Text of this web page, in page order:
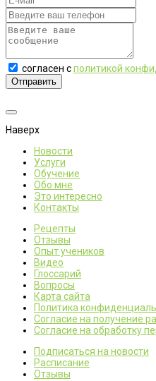
согласен сполитикой
Отправить
Наверх
Новости
Услуги
Обучение
Обо мне
Это интересно
Контакты
Рецепты
Отзывы
Опыт учеников
Видео
Глоссарий
Вопросы
Карта сайта
Политика
Согласие на получение
Согласие на обработку
Подписаться на новости
Расписание
Отзывы